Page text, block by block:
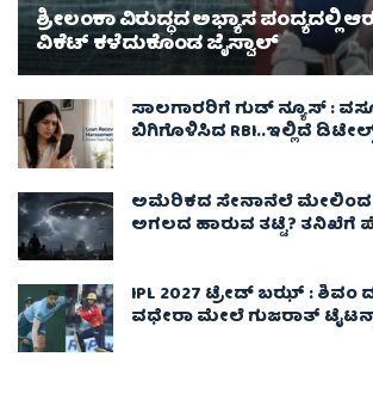
ಶ್ರೀಲಂಕಾ ವಿರುದ್ಧದ ಅಭ್ಯಾಸ ಪಂದ್ಯದಲ್ಲಿ
ವಿಕೆಟ್ ಕಳೆದುಕೊಂಡ ಜೈಸ್ವಾಲ್
ಸಾಲಗಾರರಿಗೆ ಗುಡ್ ನ್ಯೂಸ್ :
ಬಿಗಿಗೊಳಿಸಿದ RBI..ಇಲ್ಲಿದೆ
ಅಮೆರಿಕದ ಸೇನಾನೆಲೆ ಮೇಲಿಂದ
ಅಗಲದ ಹಾರುವ ತಟ್ಟೆ?
IPL 2027 ಟ್ರೇಡ್‌ ಬಝ್ : ಶಿವಂ
ವಧೇರಾ ಮೇಲೆ ಗುಜರಾತ್ ಟೈಟನ್ಸ್